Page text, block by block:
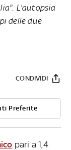
L'autopsia
delle due
Preferite
CONDIVIDI
pari a 1,4